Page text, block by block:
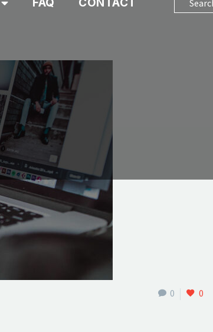
0 0